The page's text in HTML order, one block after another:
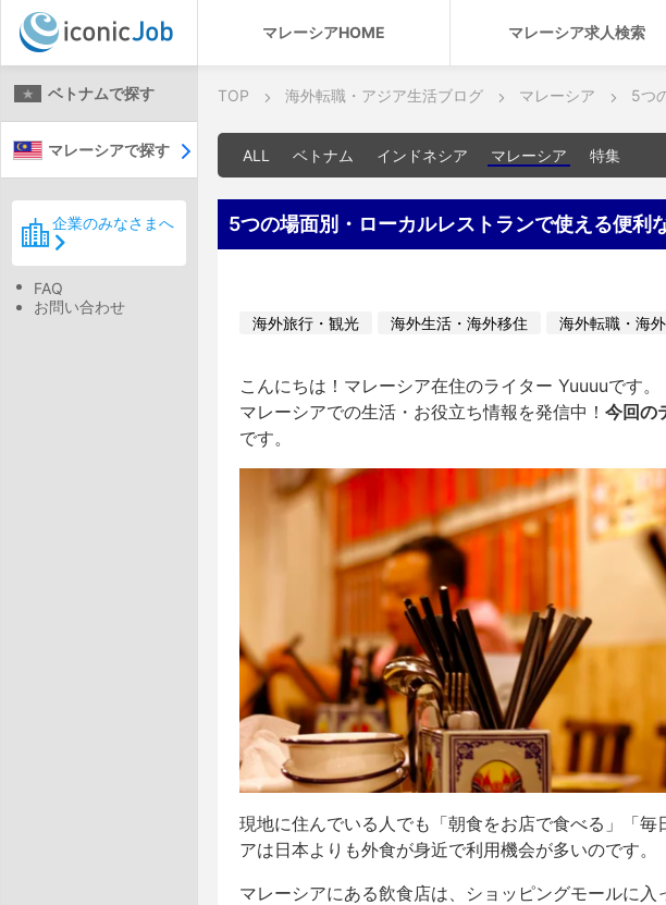
マレーシアHOME マレーシア求人検索
ベトナムで探す
マレーシアで探す
企業のみなさまへ
FAQ
お問い合わせ
TOP 海外転職・アジア生活ブログ マレーシア 5つ
ALL ベトナム インドネシア マレーシア 特集
5つの場面別・ローカルレストランで使える便利
海外旅行・観光 海外生活・海外移住 海外転職・海
こんにちは！マレーシア在住のライター Yuuuuです。
マレーシアでの生活・お役立ち情報を発信中！ 今回の
です。
現地に住んでいる人でも「朝食をお店で食べる」「
アは日本よりも外食が身近で利用機会が多いのです。
マレーシアにある飲食店は、ショッピングモールに入